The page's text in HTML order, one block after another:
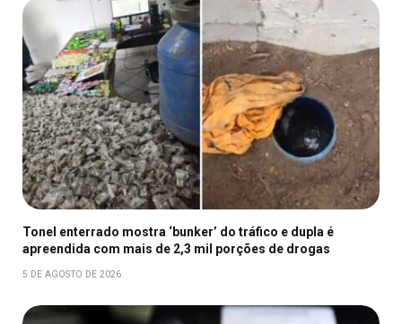
Tonel enterrado mostra ‘bunker’ do tráfico e dupla é
apreendida com mais de 2,3 mil porções de drogas
5 DE AGOSTO DE 2026